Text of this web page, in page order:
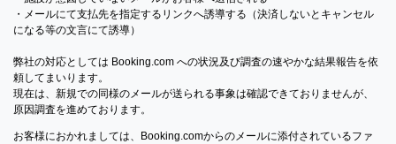
・メールにて支払先を指定するリンクへ誘導する（決済しないとキャンセル
になる等の文言にて誘導）
弊社の対応としては Booking.com への状況及び調査の速やかな結果報告を依
頼してまいります。
現在は、 新規での同様のメールが送られる事象は確認できておりませんが、
原因調査を進めております。
お客様におかれましては、 Booking.comからのメールに添付されているファ